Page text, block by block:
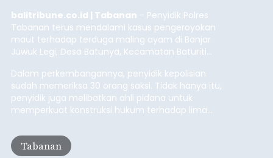
balitribune.co.id | Tabanan - Penyidik Polres
Tabanan terus mendalami kasus pengeroyokan
maut terhadap terduga maling ayam di Banjar
Juwuk Legi, Desa Batunya, Kecamatan Baturiti
Dalam perkembangannya, penyidik kepolisian
sudah memeriksa 30 orang saksi. Tidak hanya itu,
penyidik juga melibatkan ahli pidana untuk
memperkuat konstruksi hukum terhadap lima
Tabanan